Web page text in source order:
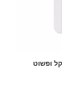
ופשוט